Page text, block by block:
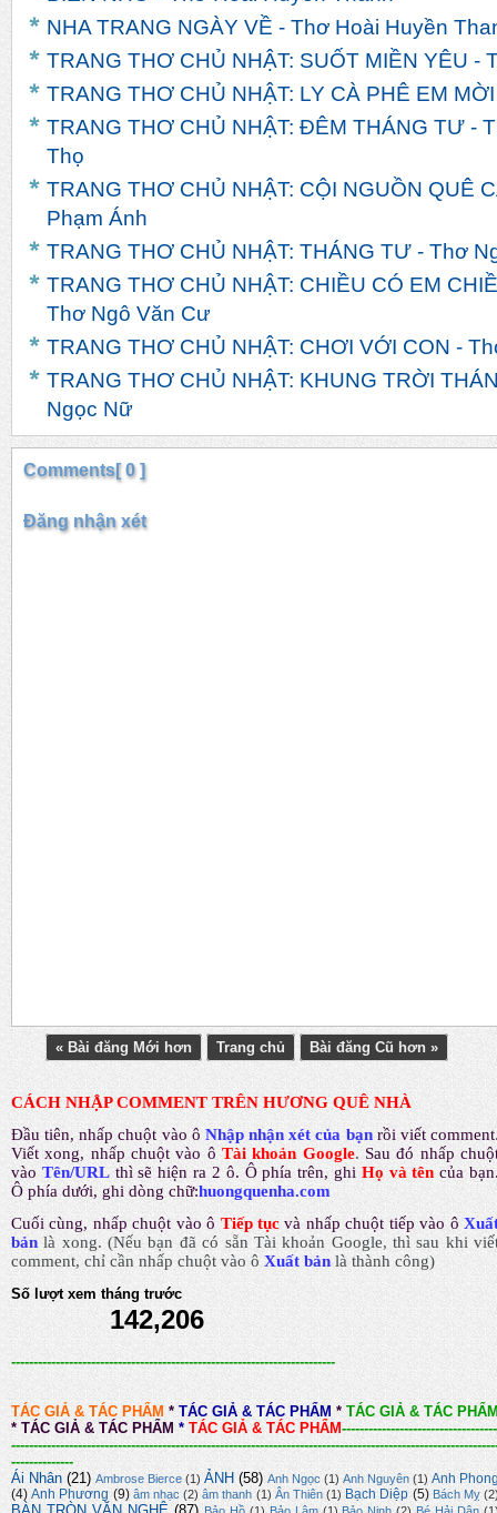
NHA TRANG NGÀY VỀ - Thơ Hoài Huyền
TRANG THƠ CHỦ NHẬT: SUỐT MIỀN YÊU -
TRANG THƠ CHỦ NHẬT: LY CÀ PHÊ EM
TRANG THƠ CHỦ NHẬT: ĐÊM THÁNG TƯ -
Thọ
TRANG THƠ CHỦ NHẬT: CỘI NGUỒN QUÊ
Phạm Ánh
TRANG THƠ CHỦ NHẬT: THÁNG TƯ - Thơ
TRANG THƠ CHỦ NHẬT: CHIỀU CÓ EM
Thơ Ngô Văn Cư
TRANG THƠ CHỦ NHẬT: CHƠI VỚI CON -
TRANG THƠ CHỦ NHẬT: KHUNG TRỜI
Ngọc Nữ
Comments[ 0 ]
Đăng nhận xét
« Bài đăng Mới hơn Trang chủ Bài đăng Cũ hơn »
CÁCH NHẬP COMMENT TRÊN HƯƠNG QUÊ NHÀ
Đầu tiên, nhấp chuột vào ô Nhập nhận xét của bạn rồi viết comment
Viết xong, nhấp chuột vào ô Tài khoản Google. Sau đó nhấp
vào Tên/URL thì sẽ hiện ra 2 ô. Ô phía trên, ghiHọ và tên của
Ô phía dưới, ghi dòng chữ:huongquenha.com
Cuối cùng, nhấp chuột vào ô Tiếp tục và nhấp chuột tiếp vào ô
bản là xong.(Nếu bạn đã có sẵn Tài khoản Google, thì sau khi
comment, chỉ cần nhấp chuột vào ô Xuất bản là thành công)
Số lượt xem tháng trước
142,206
-------------------------------------------------------------------------
TÁC GIẢ & TÁC PHẨM * TÁC GIẢ & TÁC PHẨM * TÁC GIẢ & TÁC
* TÁC GIẢ & TÁC PHẨM * TÁC GIẢ & TÁC PHẨM-----------------------------------
--------------
Ái Nhân (21) Ambrose Bierce (1) ẢNH (58) Anh Ngọc (1) Anh Nguyên (1) Anh
(4) Anh Phương (9) âm nhạc (2) âm thanh (1) Ân Thiên (1) Bạch Diệp (5) Bách Mỵ